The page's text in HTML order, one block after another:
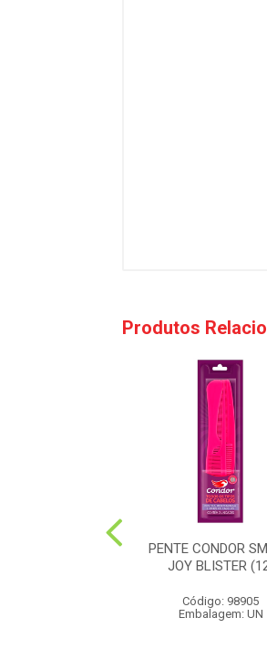
Produtos
PENTE CONDOR
JOY BLISTER
Código: 98905
Embalagem: UN